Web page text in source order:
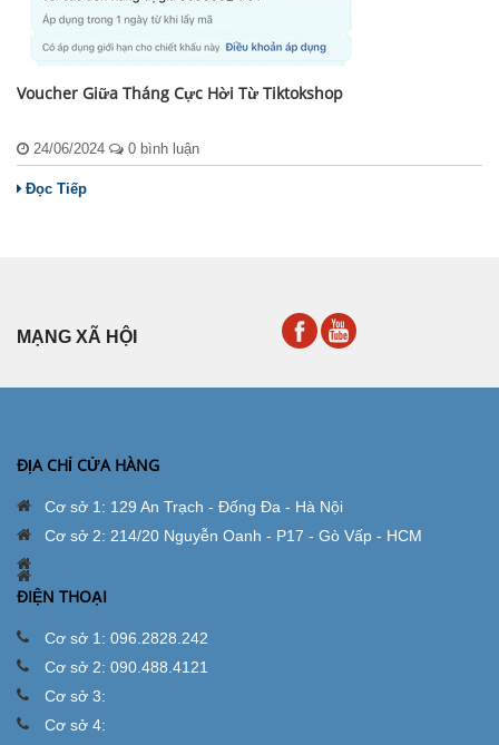
Voucher Giữa Tháng Cực Hời Từ Tiktokshop
24/06/2024 0 bình luận
Đọc Tiếp
MẠNG XÃ HỘI
ĐỊA CHỈ CỬA HÀNG
Cơ sở 1: 129 An Trạch - Đống Đa - Hà Nội
Cơ sở 2: 214/20 Nguyễn Oanh - P17 - Gò Vấp - HCM
ĐIỆN THOẠI
Cơ sở 1: 096.2828.242
Cơ sở 2: 090.488.4121
Cơ sở 3:
Cơ sở 4: